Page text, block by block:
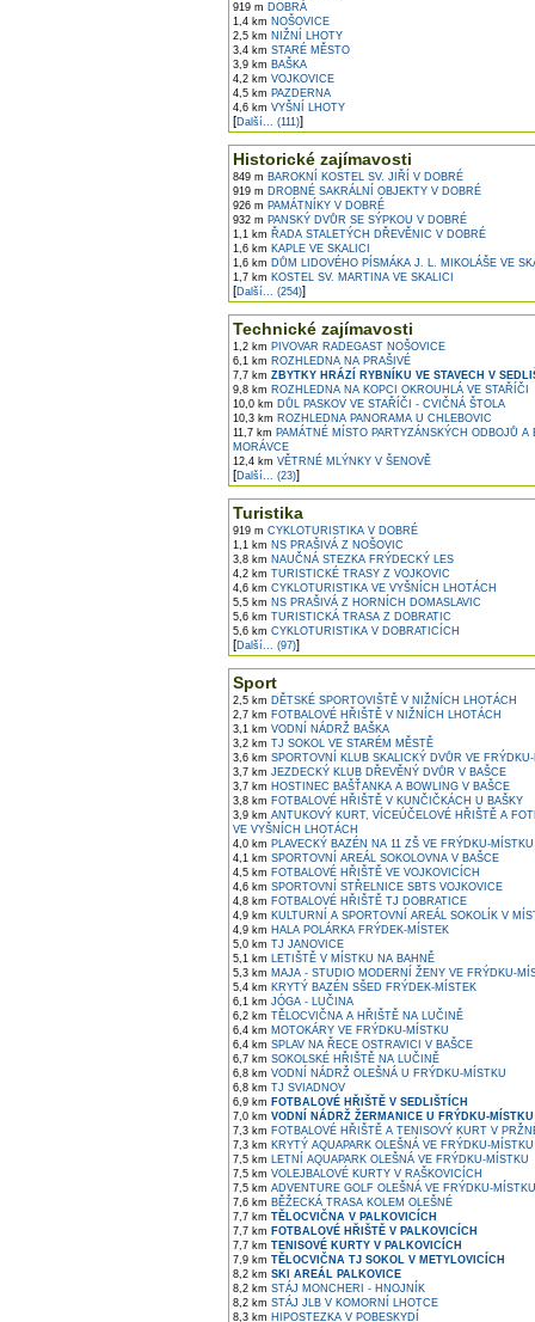
919 m DOBRÁ
1,4 km NOŠOVICE
2,5 km NIŽNÍ LHOTY
3,4 km STARÉ MĚSTO
3,9 km BAŠKA
4,2 km VOJKOVICE
4,5 km PAZDERNA
4,6 km VYŠNÍ LHOTY
[Další... (111)]
Historické zajímavosti
849 m BAROKNÍ KOSTEL SV. JIŘÍ V DOBRÉ
919 m DROBNÉ SAKRÁLNÍ OBJEKTY V DOBRÉ
926 m PAMÁTNÍKY V DOBRÉ
932 m PANSKÝ DVŮR SE SÝPKOU V DOBRÉ
1,1 km ŘADA STALETÝCH DŘEVĚNIC V DOBRÉ
1,6 km KAPLE VE SKALICI
1,6 km DŮM LIDOVÉHO PÍSMÁKA J. L. MIKOLÁŠE VE
1,7 km KOSTEL SV. MARTINA VE SKALICI
[Další... (254)]
Technické zajímavosti
1,2 km PIVOVAR RADEGAST NOŠOVICE
6,1 km ROZHLEDNA NA PRAŠIVÉ
7,7 km ZBYTKY HRÁZÍ RYBNÍKU VE STAVECH V
9,8 km ROZHLEDNA NA KOPCI OKROUHLÁ VE STAŘÍČI
10,0 km DŮL PASKOV VE STAŘÍČI - CVIČNÁ ŠTOLA
10,3 km ROZHLEDNA PANORAMA U CHLEBOVIC
11,7 km PAMÁTNÉ MÍSTO PARTYZÁNSKÝCH ODBOJŮ A
MORÁVCE
12,4 km VĚTRNÉ MLÝNKY V ŠENOVĚ
[Další... (23)]
Turistika
919 m CYKLOTURISTIKA V DOBRÉ
1,1 km NS PRAŠIVÁ Z NOŠOVIC
3,8 km NAUČNÁ STEZKA FRÝDECKÝ LES
4,2 km TURISTICKÉ TRASY Z VOJKOVIC
4,6 km CYKLOTURISTIKA VE VYŠNÍCH LHOTÁCH
5,5 km NS PRAŠIVÁ Z HORNÍCH DOMASLAVIC
5,6 km TURISTICKÁ TRASA Z DOBRATIC
5,6 km CYKLOTURISTIKA V DOBRATICÍCH
[Další... (97)]
Sport
2,5 km DĚTSKÉ SPORTOVIŠTĚ V NIŽNÍCH LHOTÁCH
2,7 km FOTBALOVÉ HŘIŠTĚ V NIŽNÍCH LHOTÁCH
3,1 km VODNÍ NÁDRŽ BAŠKA
3,2 km TJ SOKOL VE STARÉM MĚSTĚ
3,6 km SPORTOVNÍ KLUB SKALICKÝ DVŮR VE
3,7 km JEZDECKÝ KLUB DŘEVĚNÝ DVŮR V BAŠCE
3,7 km HOSTINEC BAŠŤANKA A BOWLING V BAŠCE
3,8 km FOTBALOVÉ HŘIŠTĚ V KUNČIČKÁCH U BAŠKY
3,9 km ANTUKOVÝ KURT, VÍCEÚČELOVÉ HŘIŠTĚ A
VE VYŠNÍCH LHOTÁCH
4,0 km PLAVECKÝ BAZÉN NA 11 ZŠ VE FRÝDKU-MÍSTKU
4,1 km SPORTOVNÍ AREÁL SOKOLOVNA V BAŠCE
4,5 km FOTBALOVÉ HŘIŠTĚ VE VOJKOVICÍCH
4,6 km SPORTOVNÍ STŘELNICE SBTS VOJKOVICE
4,8 km FOTBALOVÉ HŘIŠTĚ TJ DOBRATICE
4,9 km KULTURNÍ A SPORTOVNÍ AREÁL SOKOLÍK V
4,9 km HALA POLÁRKA FRÝDEK-MÍSTEK
5,0 km TJ JANOVICE
5,1 km LETIŠTĚ V MÍSTKU NA BAHNĚ
5,3 km MAJA - STUDIO MODERNÍ ŽENY VE FRÝDKU-
5,4 km KRYTÝ BAZÉN SŠED FRÝDEK-MÍSTEK
6,1 km JÓGA - LUČINA
6,2 km TĚLOCVIČNA A HŘIŠTĚ NA LUČINĚ
6,4 km MOTOKÁRY VE FRÝDKU-MÍSTKU
6,4 km SPLAV NA ŘECE OSTRAVICI V BAŠCE
6,7 km SOKOLSKÉ HŘIŠTĚ NA LUČINĚ
6,8 km VODNÍ NÁDRŽ OLEŠNÁ U FRÝDKU-MÍSTKU
6,8 km TJ SVIADNOV
6,9 km FOTBALOVÉ HŘIŠTĚ V SEDLIŠTÍCH
7,0 km VODNÍ NÁDRŽ ŽERMANICE U FRÝDKU-MÍSTKU
7,3 km FOTBALOVÉ HŘIŠTĚ A TENISOVÝ KURT V
7,3 km KRYTÝ AQUAPARK OLEŠNÁ VE FRÝDKU-MÍSTKU
7,5 km LETNÍ AQUAPARK OLEŠNÁ VE FRÝDKU-MÍSTKU
7,5 km VOLEJBALOVÉ KURTY V RAŠKOVICÍCH
7,5 km ADVENTURE GOLF OLEŠNÁ VE FRÝDKU-MÍSTKU
7,6 km BĚŽECKÁ TRASA KOLEM OLEŠNÉ
7,7 km TĚLOCVIČNA V PALKOVICÍCH
7,7 km FOTBALOVÉ HŘIŠTĚ V PALKOVICÍCH
7,7 km TENISOVÉ KURTY V PALKOVICÍCH
7,9 km TĚLOCVIČNA TJ SOKOL V METYLOVICÍCH
8,2 km SKI AREÁL PALKOVICE
8,2 km STÁJ MONCHERI - HNOJNÍK
8,2 km STÁJ JLB V KOMORNÍ LHOTCE
8,3 km HIPOSTEZKA V POBESKYDÍ